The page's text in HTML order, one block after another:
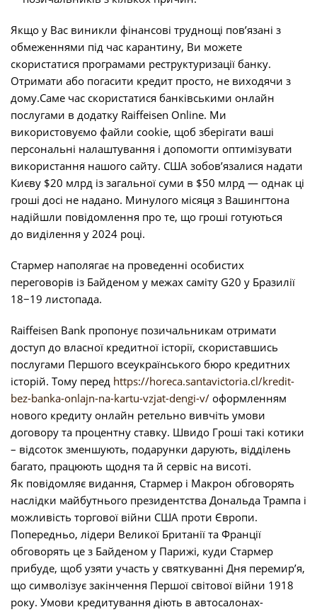
Якщо у Вас виникли фінансові труднощі пов’язані з
обмеженнями під час карантину, Ви можете
скористатися програмами реструктуризації банку.
Отримати або погасити кредит просто, не виходячи з
дому.Саме час скористатися банківськими онлайн
послугами в додатку Raiffeisen Online. Ми
використовуємо файли cookie, щоб зберігати ваші
персональні налаштування і допомогти оптимізувати
використання нашого сайту. США зобов’язалися надати
Києву $20 млрд із загальної суми в $50 млрд — однак ці
гроші досі не надано. Минулого місяця з Вашингтона
надійшли повідомлення про те, що гроші готуються
до виділення у 2024 році.
Стармер наполягає на проведенні особистих
переговорів із Байденом у межах саміту G20 у Бразилії
18−19 листопада.
Raiffeisen Bank пропонує позичальникам отримати
доступ до власної кредитної історії, скориставшись
послугами Першого всеукраїнського бюро кредитних
історій. Тому перед https://horeca.santavictoria.cl/kredit-
bez-banka-onlajn-na-kartu-vzjat-dengi-v/ оформленням
нового кредиту онлайн ретельно вивчіть умови
договору та процентну ставку. Швидо Гроші такі котики
– відсоток зменшують, подарунки дарують, відділень
багато, працюють щодня та й сервіс на висоті.
Як повідомляє видання, Стармер і Макрон обговорять
наслідки майбутнього президентства Дональда Трампа і
можливість торгової війни США проти Європи.
Попередньо, лідери Великої Британії та Франції
обговорять це з Байденом у Парижі, куди Стармер
прибуде, щоб узяти участь у святкуванні Дня перемир’я,
що символізує закінчення Першої світової війни 1918
року. Умови кредитування діють в автосалонах-